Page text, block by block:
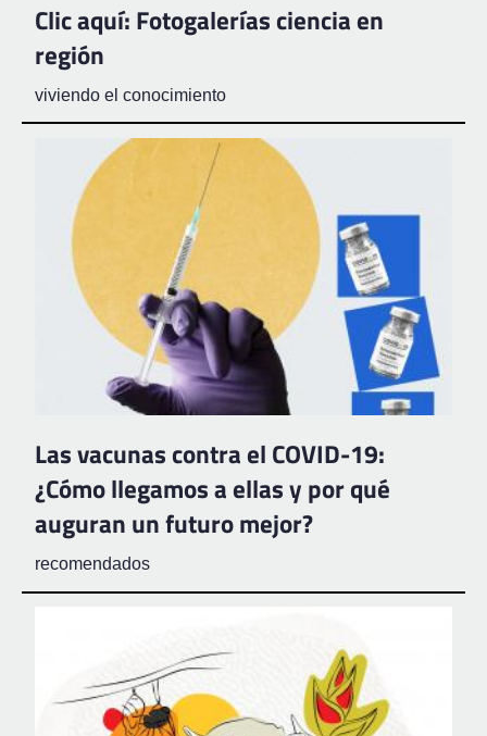
Clic aquí: Fotogalerías ciencia en
región
viviendo el conocimiento
Las vacunas contra el COVID-19:
¿Cómo llegamos a ellas y por qué
auguran un futuro mejor?
recomendados